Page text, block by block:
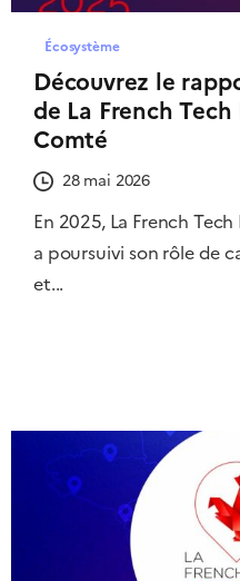
Écosystème
Découvrez le
de La French
Comté
28 mai 2026
En 2025, La French
a poursuivi son rôle de
et...